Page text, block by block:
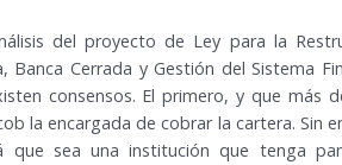
del proyecto de Ley para la
Banca Cerrada y Gestión del Sistema
consensos. El primero, y que más
la encargada de cobrar la cartera. Sin
que sea una institución que tenga